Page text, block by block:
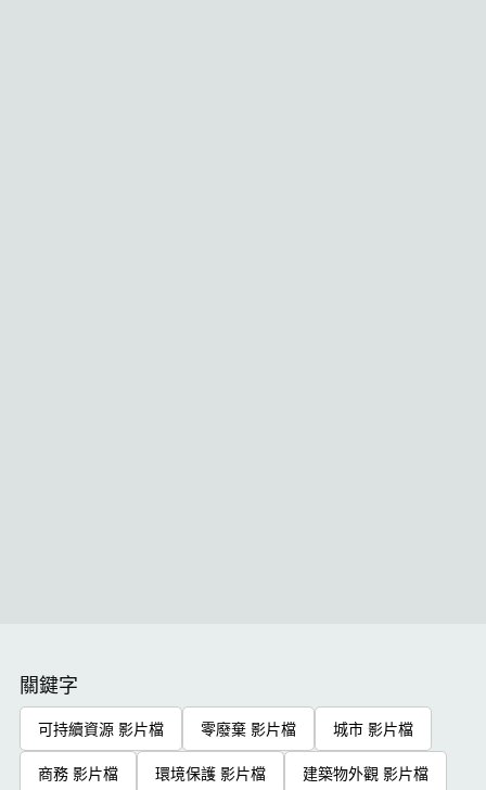
關鍵字
可持續資源 影片檔 零廢棄 影片檔 城市 影片檔
商務 影片檔 環境保護 影片檔 建築物外觀 影片檔